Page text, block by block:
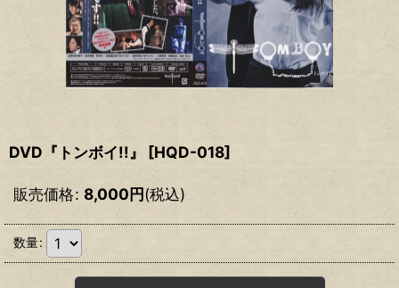
DVD『トンボイ!!』 [HQD-018]
販売価格: 8,000円(税込)
数量: